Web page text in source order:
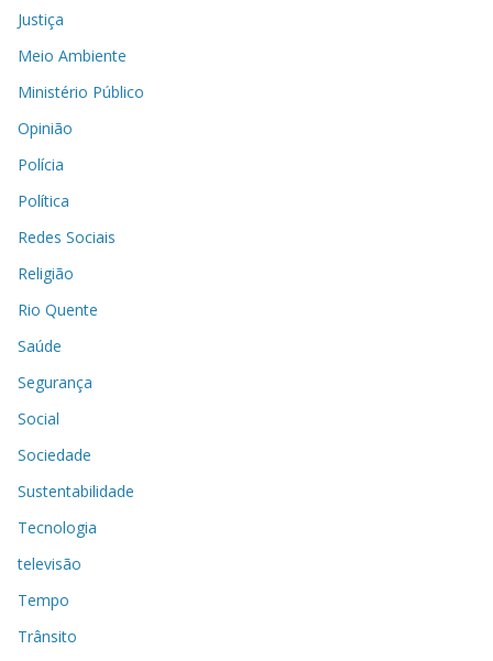
Justiça
Meio Ambiente
Ministério Público
Opinião
Polícia
Política
Redes Sociais
Religião
Rio Quente
Saúde
Segurança
Social
Sociedade
Sustentabilidade
Tecnologia
televisão
Tempo
Trânsito